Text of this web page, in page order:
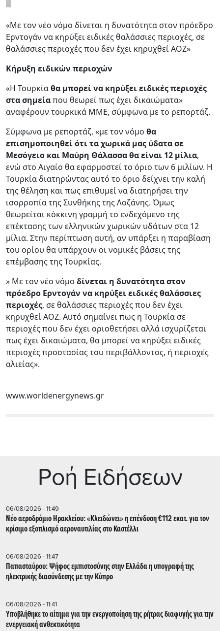
«Με τον νέο νόμο δίνεται η δυνατότητα στον πρόεδρο
Ερντογάν να κηρύξει ειδικές θαλάσσιες περιοχές, σε
θαλάσσιες περιοχές που δεν έχει κηρυχθεί ΑΟΖ»
Κήρυξη ειδικών περιοχών
«H Τουρκίαθα μπορεί να κηρύξει ειδικές περιοχές
στα σημείαπου θεωρεί πως έχει δικαιώματα»
αναφέρουν τουρκικά ΜΜΕ, σύμφωνα με το ρεπορτάζ.
Σύμφωνα με ρεπορτάζ, «με τον νόμο θα
επισημοποιηθεί ότι τα χωρικά μας ύδατα σε
Μεσόγειο και Μαύρη Θάλασσα θα είναι 12 μίλια,
ενώ στο Αιγαίο θα εφαρμοστεί το όριο των 6 μιλίων. Η
Τουρκία διατηρώντας αυτό το όριο δείχνει την καλή
της θέληση και πως επιθυμεί να διατηρήσει την
ισορροπία της Συνθήκης της Λοζάνης. Όμως
θεωρείται κόκκινη γραμμή το ενδεχόμενο της
επέκτασης των ελληνικών χωρικών υδάτων στα 12
μίλια. Στην περίπτωση αυτή, αν υπάρξει η παραβίαση
του ορίου θα υπάρχουν οι νομικές βάσεις της
επέμβασης της Τουρκίας.
» Με τον νέο νόμο δίνεται η δυνατότητα στον
πρόεδρο Ερντογάν να κηρύξει ειδικές θαλάσσιες
περιοχές, σε θαλάσσιες περιοχές που δεν έχει
κηρυχθεί ΑΟΖ. Αυτό σημαίνει πως η Τουρκία σε
περιοχές που δεν έχει οριοθετήσει αλλά ισχυρίζεται
πως έχει δικαιώματα, θα μπορεί να κηρύξει ειδικές
περιοχές προστασίας του περιβάλλοντος, ή περιοχές
αλιείας».
www.worldenergynews.gr
Ρoή Ειδήσεων
06/08/2026 - 11:49
Νέο αεροδρόμιο Ηρακλείου: «Κλειδώνει» η επένδυση €112 εκατ. για τον
κρίσιμο εξοπλισμό αεροναυτιλίας στο Καστέλλι
06/08/2026 - 11:47
Παπασταύρου: Ψήφος εμπιστοσύνης στην Ελλάδα η υπογραφή της
ηλεκτρικής διασύνδεσης με την Κύπρο
06/08/2026 - 11:41
Υποβλήθηκε το αίτημα για την ενεργοποίηση της ρήτρας διαφυγής για την
ενεργειακή ανθεκτικότητα